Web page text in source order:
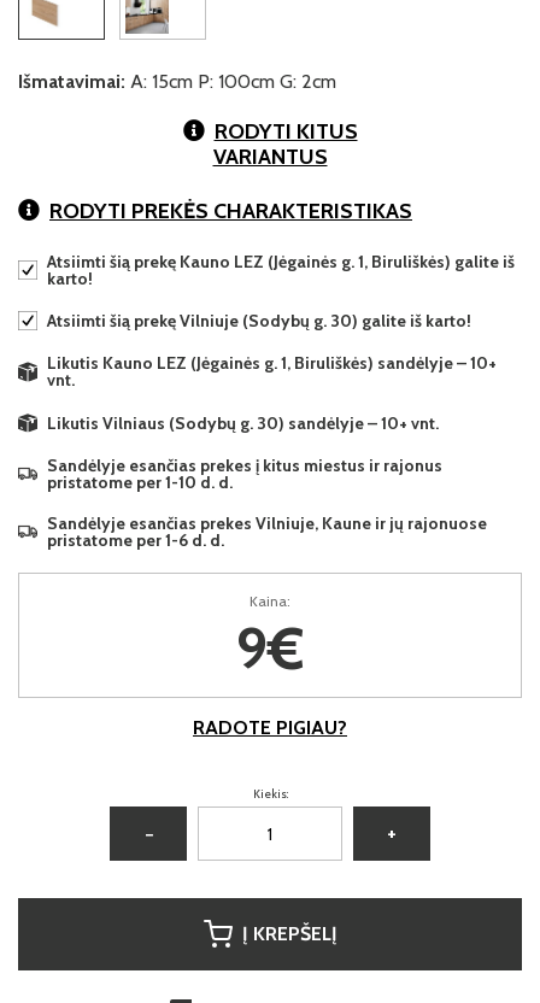
Išmatavimai: A: 15cm P: 100cm G: 2cm
RODYTI KITUS
VARIANTUS
RODYTI PREKĖS CHARAKTERISTIKAS
Atsiimti šią prekę Kauno LEZ (Jėgainės g. 1, Biruliškės) galite iš
karto!
Atsiimti šią prekę Vilniuje (Sodybų g. 30) galite iš karto!
Likutis Kauno LEZ (Jėgainės g. 1, Biruliškės) sandėlyje – 10+
vnt.
Likutis Vilniaus (Sodybų g. 30) sandėlyje – 10+ vnt.
Sandėlyje esančias prekes į kitus miestus ir rajonus
pristatome per 1-10 d. d.
Sandėlyje esančias prekes Vilniuje, Kaune ir jų rajonuose
pristatome per 1-6 d. d.
Kaina:
9€
RADOTE PIGIAU?
Kiekis:
− +
Į KREPŠELĮ